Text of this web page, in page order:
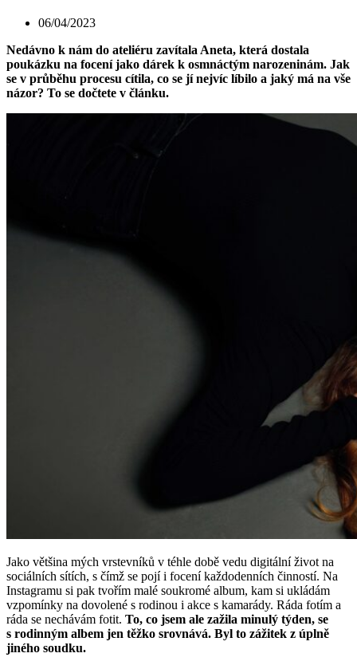
06/04/2023
Nedávno k nám do ateliéru zavítala Aneta, která dostala
poukázku na focení jako dárek k osmnáctým narozeninám. Jak
se v průběhu procesu cítila, co se jí nejvíc líbilo a jaký má na vše
názor? To se dočtete v článku.
Jako většina mých vrstevníků v téhle době vedu digitální život na
sociálních sítích, s čímž se pojí i focení každodenních činností. Na
Instagramu si pak tvořím malé soukromé album, kam si ukládám
vzpomínky na dovolené s rodinou i akce s kamarády. Ráda fotím a
ráda se nechávám fotit. To, co jsem ale zažila minulý týden, se
s rodinným albem jen těžko srovnává. Byl to zážitek z úplně
jiného soudku.